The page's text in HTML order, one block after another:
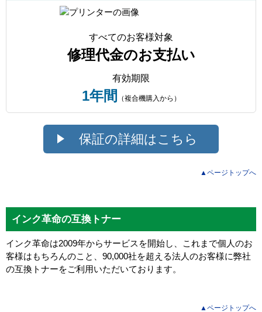
すべてのお客様対象
修理代金のお支払い
有効期限
1年間 （複合機購入から）
保証の詳細はこちら
▲ページトップへ
インク革命の互換トナー
インク革命は2009年からサービスを開始し、これまで個人のお
客様はもちろんのこと、90,000社を超える法人のお客様に弊社
の互換トナーをご利用いただいております。
▲ページトップへ